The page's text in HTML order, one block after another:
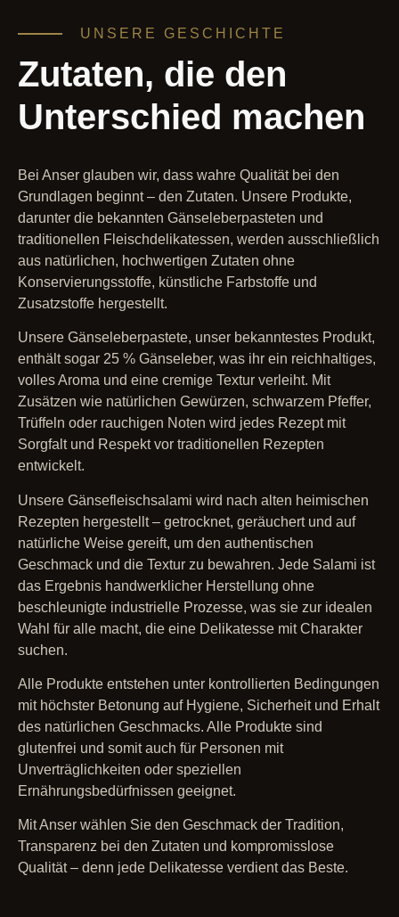
UNSERE GESCHICHTE
Zutaten, die den
Unterschied machen
Bei Anser glauben wir, dass wahre Qualität bei den
Grundlagen beginnt – den Zutaten. Unsere Produkte,
darunter die bekannten Gänseleberpasteten und
traditionellen Fleischdelikatessen, werden ausschließlich
aus natürlichen, hochwertigen Zutaten ohne
Konservierungsstoffe, künstliche Farbstoffe und
Zusatzstoffe hergestellt.
Unsere Gänseleberpastete, unser bekanntestes Produkt,
enthält sogar 25 % Gänseleber, was ihr ein reichhaltiges,
volles Aroma und eine cremige Textur verleiht. Mit
Zusätzen wie natürlichen Gewürzen, schwarzem Pfeffer,
Trüffeln oder rauchigen Noten wird jedes Rezept mit
Sorgfalt und Respekt vor traditionellen Rezepten
entwickelt.
Unsere Gänsefleischsalami wird nach alten heimischen
Rezepten hergestellt – getrocknet, geräuchert und auf
natürliche Weise gereift, um den authentischen
Geschmack und die Textur zu bewahren. Jede Salami ist
das Ergebnis handwerklicher Herstellung ohne
beschleunigte industrielle Prozesse, was sie zur idealen
Wahl für alle macht, die eine Delikatesse mit Charakter
suchen.
Alle Produkte entstehen unter kontrollierten Bedingungen
mit höchster Betonung auf Hygiene, Sicherheit und Erhalt
des natürlichen Geschmacks. Alle Produkte sind
glutenfrei und somit auch für Personen mit
Unverträglichkeiten oder speziellen
Ernährungsbedürfnissen geeignet.
Mit Anser wählen Sie den Geschmack der Tradition,
Transparenz bei den Zutaten und kompromisslose
Qualität – denn jede Delikatesse verdient das Beste.